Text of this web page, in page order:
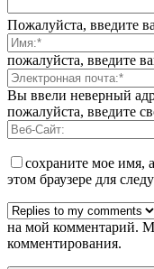
Пожалуйста, введите
пожалуйста, введите
Вы ввели неверный
пожалуйста, введите
сохраните мое имя,
этом браузере для
на мой комментарий.
комментирования.